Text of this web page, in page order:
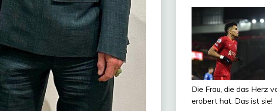
Die Frau, die das Herz
erobert hat: Das ist sie!